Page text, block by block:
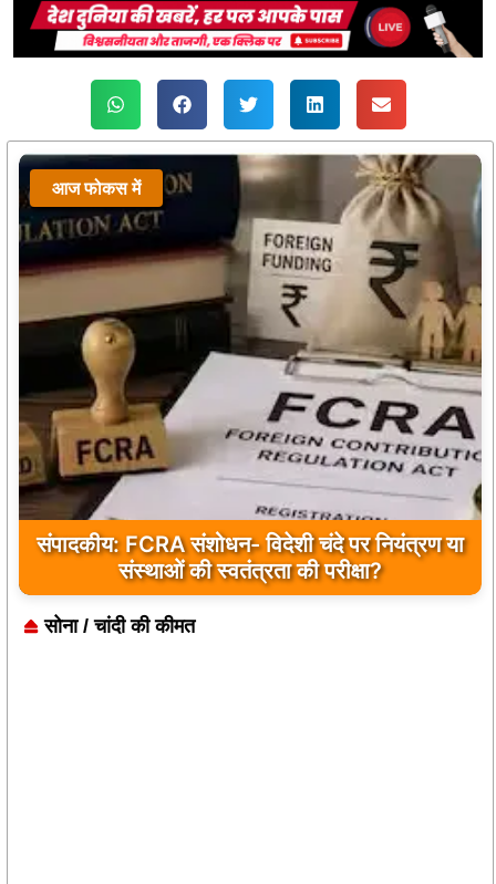
आज फोकस में
संपादकीय: FCRA संशोधन- विदेशी चंदे पर नियंत्रण या
संस्थाओं की स्वतंत्रता की परीक्षा?
सोना / चांदी की कीमत